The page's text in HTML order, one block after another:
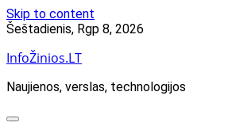
Skip to content
Šeštadienis, Rgp 8, 2026
InfoŽinios.LT
Naujienos, verslas, technologijos